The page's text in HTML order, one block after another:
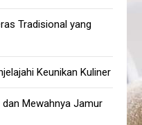
Tradisional yang
Keunikan Kuliner
Mewahnya Jamur